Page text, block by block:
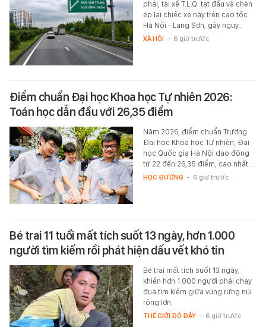
phải, tài xế T.L.Q. tạt đầu và chèn
ép lại chiếc xe này trên cao tốc
Hà Nội - Lạng Sơn, gây nguy…
XÃ HỘI - 6 giờ trước
Điểm chuẩn Đại học Khoa học Tự nhiên 2026:
Toán học dẫn đầu với 26,35 điểm
Năm 2026, điểm chuẩn Trường
Đại học Khoa học Tự nhiên, Đại
học Quốc gia Hà Nội dao động
từ 22 đến 26,35 điểm, cao nhất…
HỌC ĐƯỜNG - 6 giờ trước
Bé trai 11 tuổi mất tích suốt 13 ngày, hơn 1.000
người tìm kiếm rồi phát hiện dấu vết khó tin
Bé trai mất tích suốt 13 ngày,
khiến hơn 1.000 người phải chạy
đua tìm kiếm giữa vùng rừng núi
rộng lớn.
THẾ GIỚI ĐÓ ĐÂY - 6 giờ trước